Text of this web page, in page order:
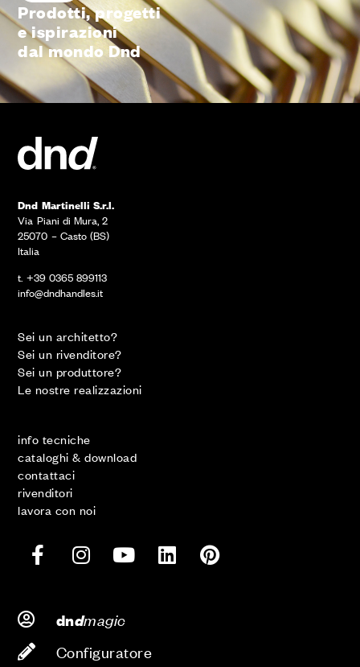
Prodotti, progetti
e ispirazioni
dal mondo Dnd
Dnd Martinelli S.r.l.
Via Piani di Mura, 2
25070 – Casto (BS)
Italia
t. +39 0365 899113
info@dndhandles.it
Sei un architetto?
Sei un rivenditore?
Sei un produttore?
Le nostre realizzazioni
info tecniche
cataloghi & download
contattaci
rivenditori
lavora con noi
dndmagic
Configuratore